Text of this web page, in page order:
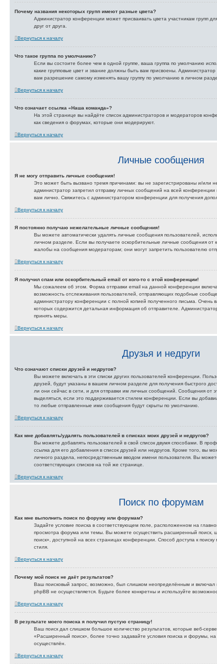
Почему названия некоторых групп имеют разные цвета?
Администратор конференции может присваивать цвета участникам групп
друг от друга.
Вернуться к началу
Что такое группа по умолчанию?
Если вы состоите более чем в одной группе, ваша группа по умолчанию
какие групповые цвет и звание должны быть вам присвоены.
вам разрешение самому изменять вашу группу по умолчанию в личном
Вернуться к началу
Что означает ссылка «Наша команда»?
На этой странице вы найдёте список администраторов и модераторов
как сведения о форумах, которые они модерируют.
Вернуться к началу
Личные сообщения
Я не могу отправить личные сообщения!
Это может быть вызвано тремя причинами: вы не зарегистрированы и/или
администратор запретил отправку личных сообщений на всей
вам лично. Свяжитесь с администратором конференции для получения
Вернуться к началу
Я постоянно получаю нежелательные личные сообщения!
Вы можете автоматически удалять личные сообщения пользователей,
личном разделе. Если вы получаете оскорбительные личные сообщения от
жалобы на сообщения модераторам; они могут запретить пользователю
Вернуться к началу
Я получил спам или оскорбительный email от кого-то с этой конференции!
Мы сожалеем об этом. Форма отправки email на данной конференции
возможность отслеживания пользователей, отправляющих подобные
администратору конференции с полной копией полученного письма. Очень
которых содержится детальная информация об отправителе.
принять меры.
Вернуться к началу
Друзья и недруги
Что означают списки друзей и недругов?
Вы можете включать в эти списки других пользователей конференции.
друзей, будут указаны в вашем личном разделе для получения быстрого
ли они сейчас в сети, и для отправки им личных сообщений. Сообщения от
выделяться, если это поддерживается стилем конференции. Если вы
то любые отправленные ими сообщения будут скрыты по умолчанию.
Вернуться к началу
Как мне добавлять/удалять пользователей в списках моих друзей и недругов?
Вы можете добавлять пользователей в свой список двумя способами. В
ссылка для его добавления в список друзей или недругов. Кроме того, вы
личного раздела, непосредственным вводом имени пользователя. Вы
соответствующих списков на той же странице.
Вернуться к началу
Поиск по форумам
Как мне выполнить поиск по форуму или форумам?
Задайте условие поиска в соответствующем поле, расположенном на
просмотра форума или темы. Вы можете осуществить расширенный поиск,
поиск», доступной на всех страницах конференции. Способ доступа к
стиля.
Вернуться к началу
Почему мой поиск не даёт результатов?
Ваш поисковый запрос, возможно, был слишком неопределённым и включал
phpBB не осуществляется. Будьте более конкретны и используйте
Вернуться к началу
В результате моего поиска я получил пустую страницу!
Ваш поиск дал слишком большое количество результатов, которые веб-
«Расширенный поиск», более точно задавайте условия поиска и форумы,
осуществлён.
Вернуться к началу